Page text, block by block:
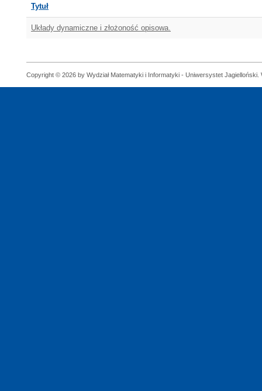
Tytuł
Układy dynamiczne i złożoność opisowa.
Copyright © 2026 by Wydział Matematyki i Informatyki - Uniwersystet